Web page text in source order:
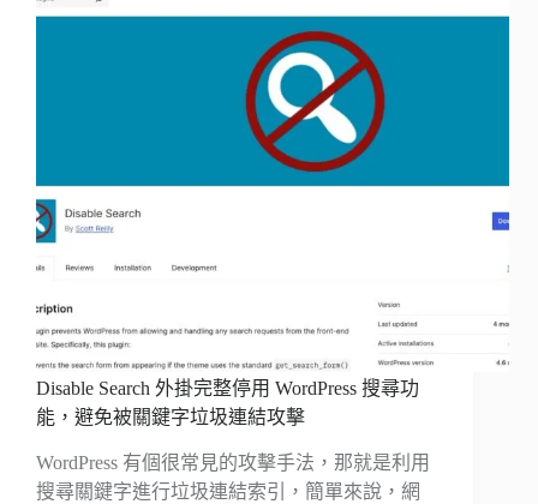
Disable Search 外掛完整停用 WordPress 搜尋功
能，避免被關鍵字垃圾連結攻擊
WordPress 有個很常見的攻擊手法，那就是利用
搜尋關鍵字進行垃圾連結索引，簡單來說，網